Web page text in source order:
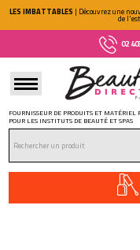
LES IMBATTABLES | Découvrez une
de
02
FOURNISSEUR DE PRODUITS ET MATÉRIEL
POUR LES INSTITUTS DE BEAUTÉ ET SPAS